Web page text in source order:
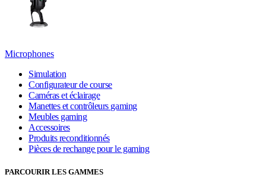
Microphones
Simulation
Configurateur de course
Caméras et éclairage
Manettes et contrôleurs gaming
Meubles gaming
Accessoires
Produits reconditionnés
Pièces de rechange pour le gaming
PARCOURIR LES GAMMES